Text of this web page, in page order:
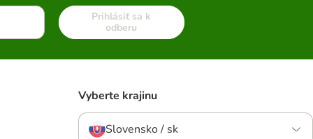
Prihlásiť sa k
odberu
Vyberte krajinu
Slovensko / sk